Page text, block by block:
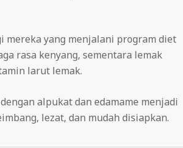
mereka yang menjalani program diet
rasa kenyang, sementara lemak
larut lemak.
alpukat dan edamame menjadi
lezat, dan mudah disiapkan.